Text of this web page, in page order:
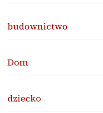
budownictwo
Dom
dziecko